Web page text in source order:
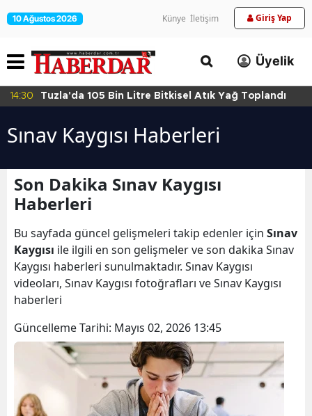
10 Ağustos 2026 Künye İletişim Giriş Yap
Üyelik
14:30 Tuzla'da 105 Bin Litre Bitkisel Atık Yağ Toplandı
Sınav Kaygısı Haberleri
Son Dakika Sınav Kaygısı
Haberleri
Bu sayfada güncel gelişmeleri takip edenler için Sınav
Kaygısı ile ilgili en son gelişmeler ve son dakika Sınav
Kaygısı haberleri sunulmaktadır. Sınav Kaygısı
videoları, Sınav Kaygısı fotoğrafları ve Sınav Kaygısı
haberleri
Güncelleme Tarihi: Mayıs 02, 2026 13:45